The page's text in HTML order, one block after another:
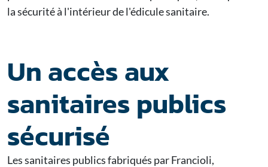
la sécurité à l'intérieur de l'édicule sanitaire.
Un accès aux
sanitaires publics
sécurisé
Les sanitaires publics fabriqués par Francioli,